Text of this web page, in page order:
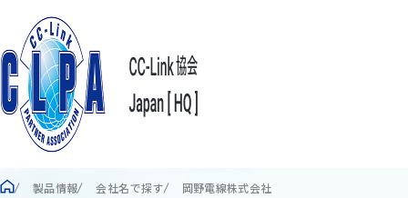
製品情報 会社名で探す 岡野電線株式会社